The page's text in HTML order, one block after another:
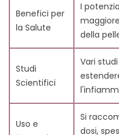
9.8. 8. Come il
9.9. 9. Quali sono gli
60?
9.10. 10. Dove posso
Benefici per
la Salute
I
della
Studi
Scientifici
Vari
Uso e
Si
dosi,